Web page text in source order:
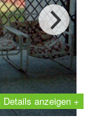
Details anzeigen +